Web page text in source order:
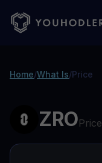
Home/What Is/Price
ZROPrice